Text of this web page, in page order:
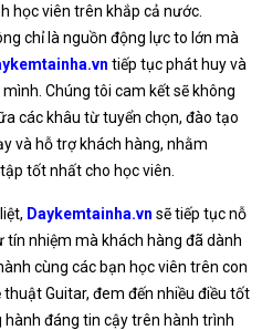
học viên trên khắp cả nước.
chỉ là nguồn động lực to lớn mà
tiếp tục phát huy và
Chúng tôi cam kết sẽ không
các khâu từ tuyển chọn, đào tạo
và hỗ trợ khách hàng, nhằm
tốt nhất cho học viên.
Daykemtainha.vn sẽ tiếp tục nỗ
tín nhiệm mà khách hàng đã dành
cùng các bạn học viên trên con
Guitar, đem đến nhiều điều tốt
đáng tin cậy trên hành trình